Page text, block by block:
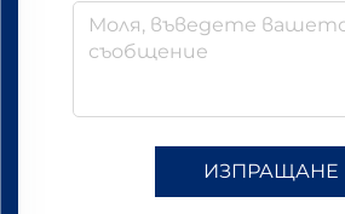
ИЗПРАЩАНЕ